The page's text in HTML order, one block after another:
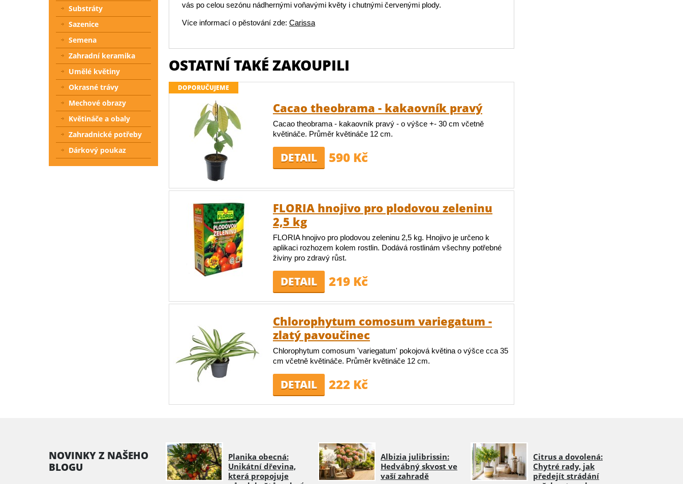
vás po celou sezónu nádhernými voňavými květy i chutnými červenými plody.
Více informací o pěstování zde: Carissa
OSTATNÍ TAKÉ ZAKOUPILI
DOPORUČUJEME
Cacao theobrama - kakaovník pravý
Cacao theobrama - kakaovník pravý - o výšce +- 30 cm včetně
květináče. Průměr květináče 12 cm.
DETAIL 590 Kč
FLORIA hnojivo pro plodovou zeleninu
2,5 kg
FLORIA hnojivo pro plodovou zeleninu 2,5 kg. Hnojivo je určeno k
aplikaci rozhozem kolem rostlin. Dodává rostlinám všechny potřebné
živiny pro zdravý růst.
DETAIL 219 Kč
Chlorophytum comosum variegatum -
zlatý pavoučinec
Chlorophytum comosum 'variegatum' pokojová květina o výšce cca 35
cm včetně květináče. Průměr květináče 12 cm.
DETAIL 222 Kč
Substráty
Sazenice
Semena
Zahradní keramika
Umělé květiny
Okrasné trávy
Mechové obrazy
Květináče a obaly
Zahradnické potřeby
Dárkový poukaz
NOVINKY Z NAŠEHO
BLOGU
Planika obecná:
Unikátní dřevina,
která propojuje
Albizia julibrissin:
Hedvábný skvost ve
vaší zahradě
Citrus a dovolená:
Chytré rady, jak
předejít strádání